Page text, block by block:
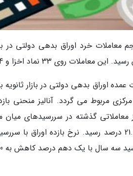
روی 33 نماد اخزا و 4 نماد اراد انجام شد.
مربوط می گردد. آنالیز منحنی